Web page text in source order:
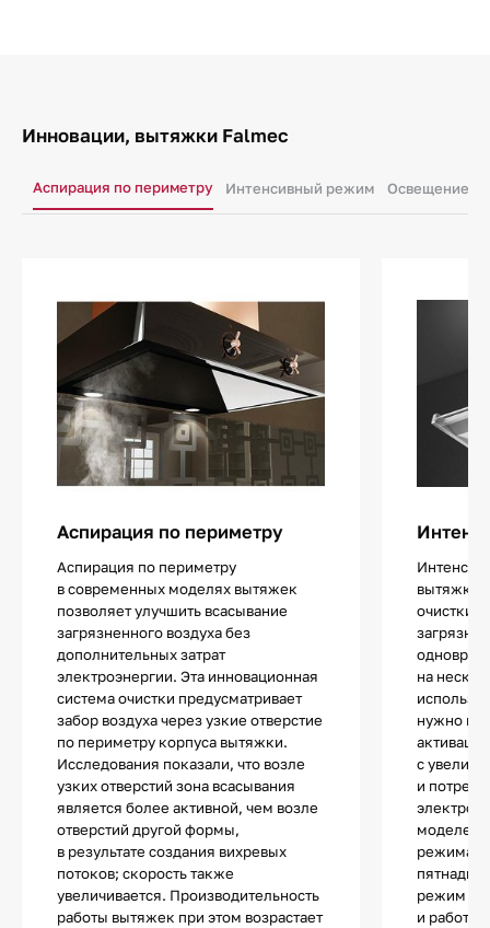
Инновации, вытяжки Falmec
Аспирация по периметру Интенсивный режим Освещение
Аспирация по периметру
Аспирация по периметру
в современных моделях вытяжек
позволяет улучшить всасывание
загрязненного воздуха без
дополнительных затрат
электроэнергии. Эта инновационная
система очистки предусматривает
забор воздуха через узкие отверстие
по периметру корпуса вытяжки.
Исследования показали, что возле
узких отверстий зона всасывания
является более активной, чем возле
отверстий другой формы,
в результате создания вихревых
потоков; скорость также
увеличивается. Производительность
работы вытяжек при этом возрастает
вытяжках
очистки
на
нужно
с
и
моделей
режима
режим
и работа